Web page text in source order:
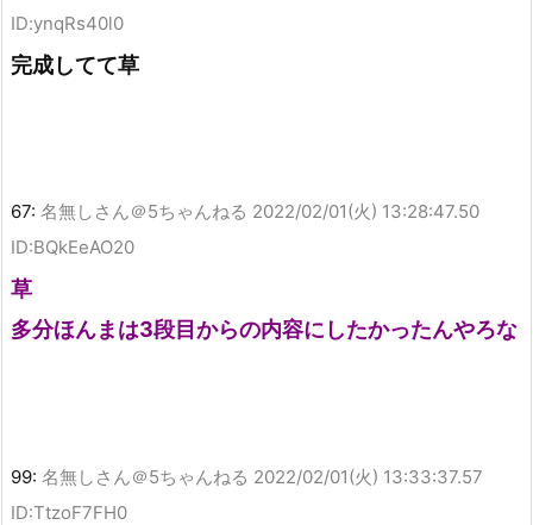
ID:ynqRs40l0
完成してて草
67: 名無しさん＠5ちゃんねる 2022/02/01(火) 13:28:47.50
ID:BQkEeAO20
草
多分ほんまは3段目からの内容にしたかったんやろな
99: 名無しさん＠5ちゃんねる 2022/02/01(火) 13:33:37.57
ID:TtzoF7FH0